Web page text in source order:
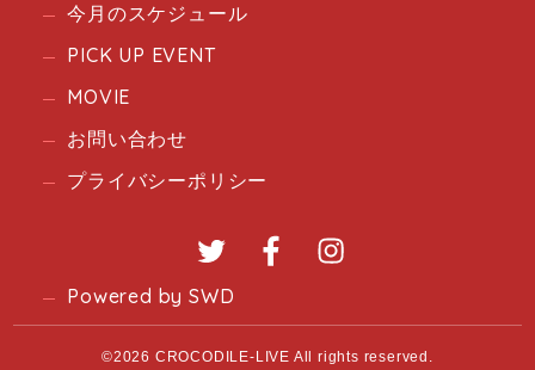
今月のスケジュール
PICK UP EVENT
MOVIE
お問い合わせ
プライバシーポリシー
Twitter Facebook
Powered by SWD
©2026 CROCODILE-LIVE All rights reserved.